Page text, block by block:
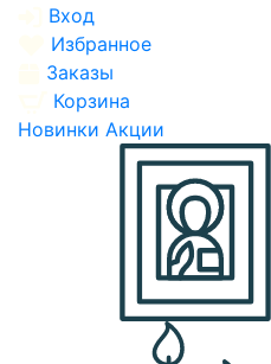
Вход
Избранное
Заказы
Корзина
Новинки Акции